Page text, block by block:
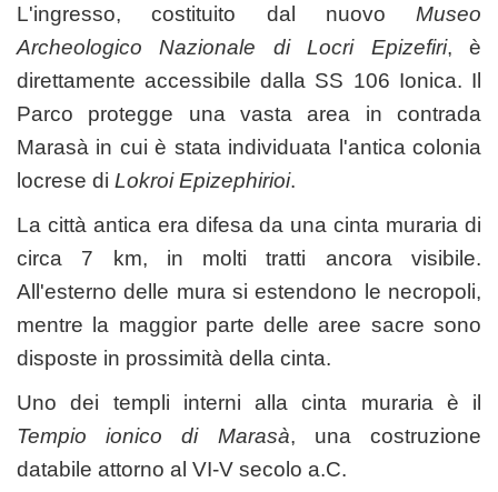
L'ingresso, costituito dal nuovo Museo
Archeologico Nazionale di Locri Epizefiri, è
direttamente accessibile dalla SS 106 Ionica. Il
Parco protegge una vasta area in contrada
Marasà in cui è stata individuata l'antica colonia
locrese di Lokroi Epizephirioi.
La città antica era difesa da una cinta muraria di
circa 7 km, in molti tratti ancora visibile.
All'esterno delle mura si estendono le necropoli,
mentre la maggior parte delle aree sacre sono
disposte in prossimità della cinta.
Uno dei templi interni alla cinta muraria è il
Tempio ionico di Marasà, una costruzione
databile attorno al VI-V secolo a.C.